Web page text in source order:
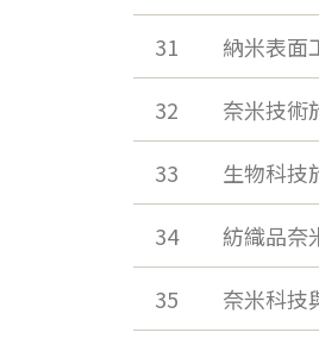
31 納米表面
32 奈米技術
33 生物科技
34 紡織品奈
35 奈米科技